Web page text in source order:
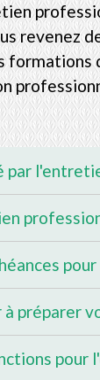
revenez
par
à préparer
pour